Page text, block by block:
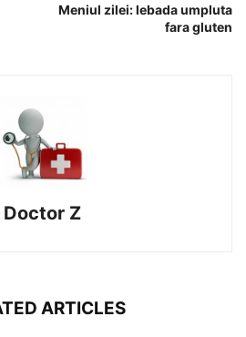
Meniul zilei: lebada umpluta
fara gluten
Doctor Z
ARTICLES